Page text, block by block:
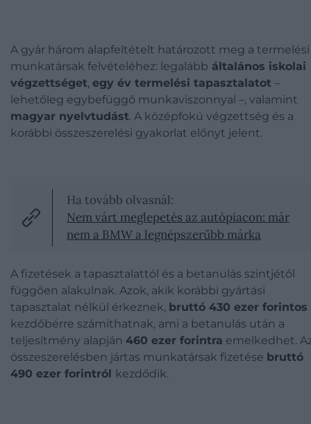
A gyár három alapfeltételt határozott meg a termelési
munkatársak felvételéhez: legalább általános iskolai
végzettséget, egy év termelési tapasztalatot –
lehetőleg egybefüggő munkaviszonnyal –, valamint
magyar nyelvtudást. A középfokú végzettség és a
korábbi összeszerelési gyakorlat előnyt jelent.
Ha tovább olvasnál:
Nem várt meglepetés az autópiacon: már
nem a BMW a legnépszerűbb márka
A fizetések a tapasztalattól és a betanulás szintjétől
függően alakulnak. Azok, akik korábbi gyártási
tapasztalat nélkül érkeznek, bruttó 430 ezer forintos
kezdőbérre számíthatnak, ami a betanulás után a
teljesítmény alapján 460 ezer forintra emelkedhet.
összeszerelésben jártas munkatársak fizetése bruttó
490 ezer forintról kezdődik.